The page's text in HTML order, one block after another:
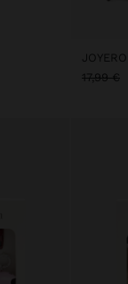
17,99 €